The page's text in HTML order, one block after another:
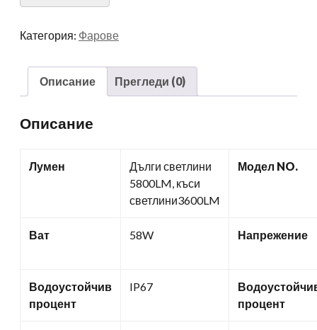
Фарове
функция
Категория: Фарове
Описание Прегледи (0)
Описание
Лумен
Дълги светлини
5800LM, къси
светлини3600LM
Модел NO.
Ват 58W Напрежение
Водоустойчив
процент
IP67
процент